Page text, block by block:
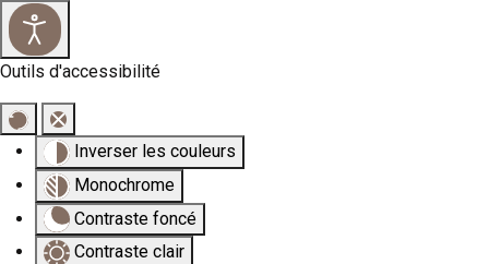
Outils d'accessibilité
Inverser les couleurs
Monochrome
Contraste foncé
Contraste clair